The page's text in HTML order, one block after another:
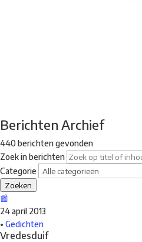
Berichten Archief
440 berichten gevonden
Zoek in berichten
Categorie
Zoeken
📰
24 april 2013
• Gedichten
Vredesduif